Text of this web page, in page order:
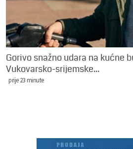
Gorivo snažno udara na kućne
Vukovarsko-srijemske...
prije 23 minute